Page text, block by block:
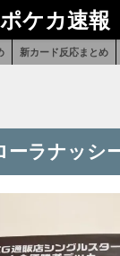
ポケカ速報
新カード反応まとめ
ーラナッシ